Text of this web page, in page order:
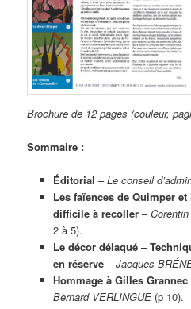
Brochure de 12 pages (couleur,
Sommaire :
Éditorial –Le conseil
Les faïences de Quimper
difficile à recoller –
2 à 5).
Le décor délaqué –
en réserve –Jacques
Hommage à Gilles Grannec
Bernard VERLINGUE(p 10).